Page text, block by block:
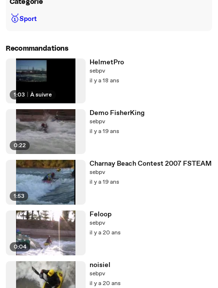
Catégorie
🥇Sport
Recommandations
1:03 À suivre
HelmetPro
sebpv
il y a 18 ans
0:22
Demo FisherKing
sebpv
il y a 19 ans
1:53
Charnay Beach Contest 2007 FSTEAM
sebpv
il y a 19 ans
0:04
Feloop
sebpv
il y a 20 ans
noisiel
sebpv
il y a 20 ans